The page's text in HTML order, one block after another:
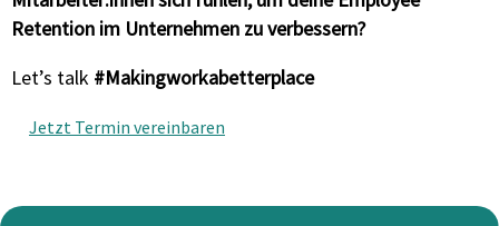
Retention im Unternehmen zu verbessern?
Let’s talk #Makingworkabetterplace
Jetzt Termin vereinbaren